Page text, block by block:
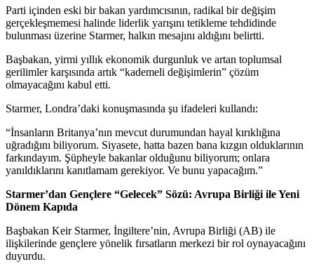
Parti içinden eski bir bakan yardımcısının, radikal bir değişim
gerçekleşmemesi halinde liderlik yarışını tetikleme tehdidinde
bulunması üzerine Starmer, halkın mesajını aldığını belirtti.
Başbakan, yirmi yıllık ekonomik durgunluk ve artan toplumsal
gerilimler karşısında artık “kademeli değişimlerin” çözüm
olmayacağını kabul etti.
Starmer, Londra’daki konuşmasında şu ifadeleri kullandı:
“İnsanların Britanya’nın mevcut durumundan hayal kırıklığına
uğradığını biliyorum. Siyasete, hatta bazen bana kızgın olduklarının
farkındayım. Şüpheyle bakanlar olduğunu biliyorum; onlara
yanıldıklarını kanıtlamam gerekiyor. Ve bunu yapacağım.”
Starmer’dan Gençlere “Gelecek” Sözü: Avrupa Birliği ile Yeni
Dönem Kapıda
Başbakan Keir Starmer, İngiltere’nin, Avrupa Birliği (AB) ile
ilişkilerinde gençlere yönelik fırsatların merkezi bir rol oynayacağını
duyurdu.